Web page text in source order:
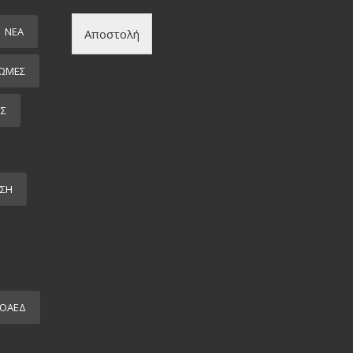
ΝΕΑ
ΟΑΕΔ
Αποστολή